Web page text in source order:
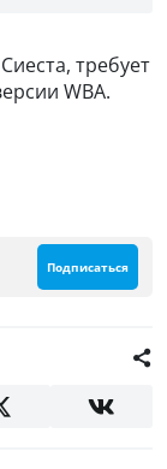
требует
WBA.
Подписаться